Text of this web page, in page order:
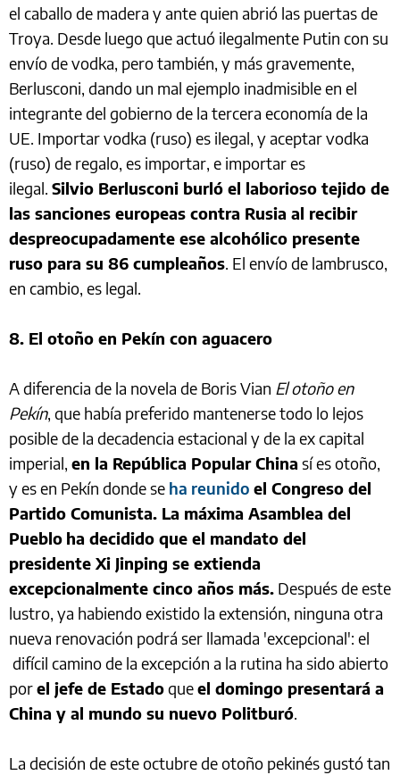
el caballo de madera y ante quien abrió las puertas de
Troya. Desde luego que actuó ilegalmente Putin con su
envío de vodka, pero también, y más gravemente,
Berlusconi, dando un mal ejemplo inadmisible en el
integrante del gobierno de la tercera economía de la
UE. Importar vodka (ruso) es ilegal, y aceptar vodka
(ruso) de regalo, es importar, e importar es
ilegal. Silvio Berlusconi burló el laborioso tejido de
las sanciones europeas contra Rusia al recibir
despreocupadamente ese alcohólico presente
ruso para su 86 cumpleaños. El envío de lambrusco,
en cambio, es legal.
8. El otoño en Pekín con aguacero
A diferencia de la novela de Boris Vian El otoño en
Pekín, que había preferido mantenerse todo lo lejos
posible de la decadencia estacional y de la ex capital
imperial, en la República Popular China sí es otoño,
y es en Pekín donde se ha reunido el Congreso del
Partido Comunista. La máxima Asamblea del
Pueblo ha decidido que el mandato del
presidente Xi Jinping se extienda
excepcionalmente cinco años más. Después de este
lustro, ya habiendo existido la extensión, ninguna otra
nueva renovación podrá ser llamada 'excepcional': el
difícil camino de la excepción a la rutina ha sido abierto
porel jefe de Estadoqueel domingo presentará a
China y al mundo su nuevo Politburó.
La decisión de este octubre de otoño pekinés gustó tan